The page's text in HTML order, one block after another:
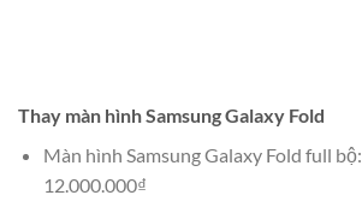
Thay màn hình Samsung Galaxy Fold
Màn hình Samsung Galaxy Fold full bộ:
12.000.000₫